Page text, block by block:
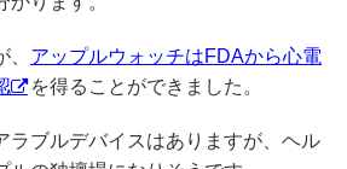
アップルウォッチはFDAから心電
を得ることができました。
ラブルデバイスはありますが、ヘル